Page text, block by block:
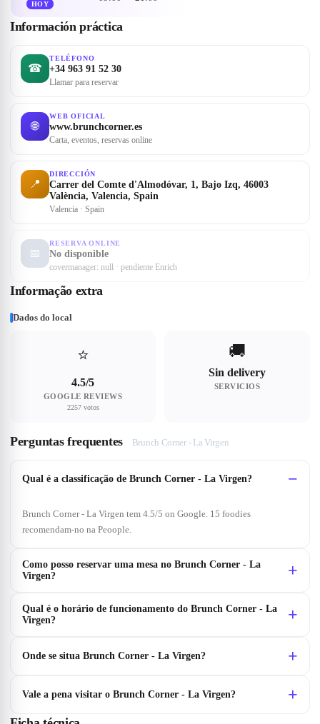
HOY
Información práctica
☎
TELÉFONO
+34 963 91 52 30
Llamar para reservar
🌐
WEB OFICIAL
www.brunchcorner.es
Carta, eventos, reservas online
📍
DIRECCIÓN
Carrer del Comte d'Almodóvar, 1, Bajo Izq, 46003
València, Valencia, Spain
Valencia · Spain
📅
RESERVA ONLINE
No disponible
covermanager: null · pendiente Enrich
Informação extra
Dados do local
⭐
4.5/5
GOOGLE REVIEWS
2257 votos
🚚
Sin delivery
SERVICIOS
Perguntas frequentes Brunch Corner - La Virgen
Qual é a classificação de Brunch Corner - La Virgen?
Brunch Corner - La Virgen tem 4.5/5 on Google. 15 foodies
recomendam-no na Peoople.
Como posso reservar uma mesa no Brunch Corner - La
Virgen?
Qual é o horário de funcionamento do Brunch Corner - La
Virgen?
Onde se situa Brunch Corner - La Virgen?
Vale a pena visitar o Brunch Corner - La Virgen?